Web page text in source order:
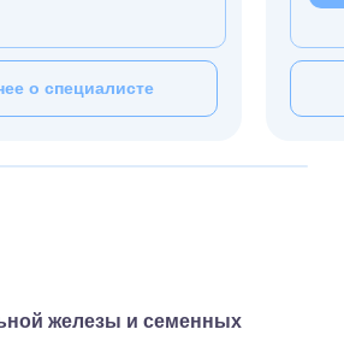
о специалисте
железы и семенных